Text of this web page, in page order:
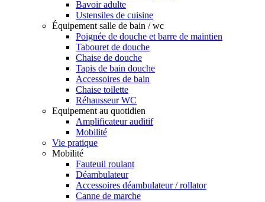
Bavoir adulte
Ustensiles de cuisine
Équipement salle de bain / wc
Poignée de douche et barre de maintien
Tabouret de douche
Chaise de douche
Tapis de bain douche
Accessoires de bain
Chaise toilette
Réhausseur WC
Equipement au quotidien
Amplificateur auditif
Mobilité
Vie pratique
Mobilité
Fauteuil roulant
Déambulateur
Accessoires déambulateur / rollator
Canne de marche